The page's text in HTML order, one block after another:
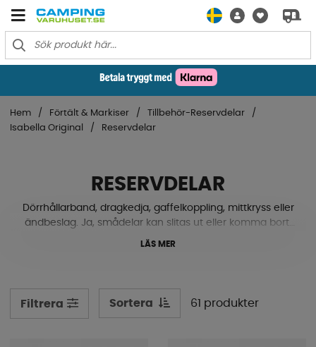
Hem Förtält & Markiser
Tillbehör-Reservdelar
Isabella Original
Reservdelar
RESERVDELAR
Dörrhållarband, dragkedja, gaffelkoppling, mittkryss eller
ändbeslag. Ja, smådelar kan slitas ut eller komma bort,
men tur då att vi samlat ihop reservdelar som fungerar
LÄS MER
Filtrera Sortera 61 produkter